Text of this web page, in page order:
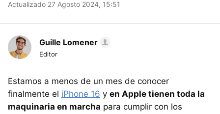
Actualizado 27 Agosto 2024, 15:51
Guille Lomener
Editor
Estamos a menos de un mes de conocer
finalmente el iPhone 16 y en Apple tienen toda la
maquinaria en marcha para cumplir con los